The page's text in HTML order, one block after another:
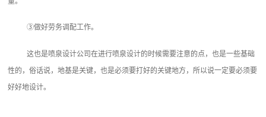
③做好劳务调配工作。
这也是喷泉设计公司‍在进行喷泉设计的时候需要注意的点，也是一些基础
性的，俗话说，地基是关键，也是必须要打好的关键地方，所以说一定要必须要
好好地设计。